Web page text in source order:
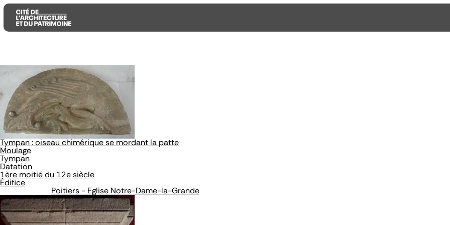
Aller
contenu
principal
Aller
menu
principal
Aller
la
recherche
Tympan : oiseau chimérique se mordant la patte
Moulage
Tympan
Datation
1ère moitié du 12e siècle
Édifice
Poitiers - Eglise Notre-Dame-la-Grande